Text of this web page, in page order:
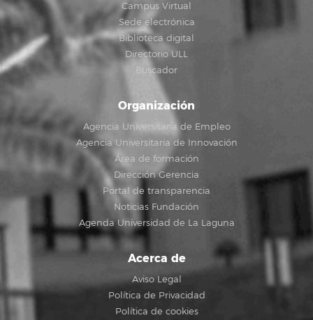
Campus Virtual
Sede electrónica
Biblioteca digital
Directorio ULL
Buscador
Organización
Agencia Universitaria de Empleo
Agencia Universitaria de Innovación
Área de formación
Dirección Gerencia
Portal de transparencia
Noticias Fundación
Agenda Universidad de La Laguna
Acerca de
Aviso Legal
Política de Privacidad
Política de cookies